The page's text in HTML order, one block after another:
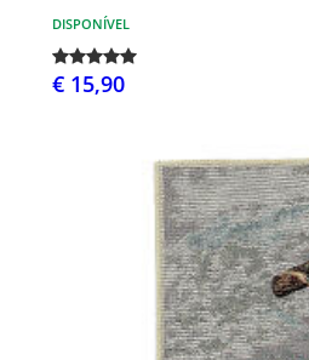
DISPONÍVEL
€ 15,90